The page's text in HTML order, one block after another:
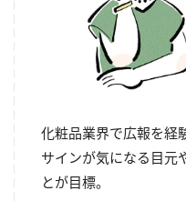
化粧品業界で広報を経
サインが気になる目元
とが目標。